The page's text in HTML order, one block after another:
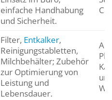
einfache Handhabung
und Sicherheit.
Filter, Entkalker,
Reinigungstabletten,
Milchbehälter; Zubehör
zur Optimierung von
Leistung und
Lebensdauer.